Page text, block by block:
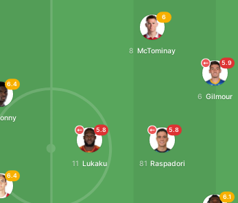
6.4
6.4
5.9
6 Gilmour
6.1
5.8
81 Raspadori
6
8 McTominay
5.8
11 Lukaku